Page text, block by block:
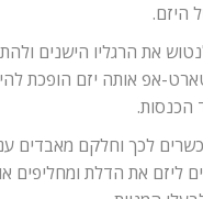
היזם.
את הרגליו הישנים
אפ אותה יזם הופכת
הכנסות.
לכך וחלקם מאבדים
ליזם את הדלת ומחליפים